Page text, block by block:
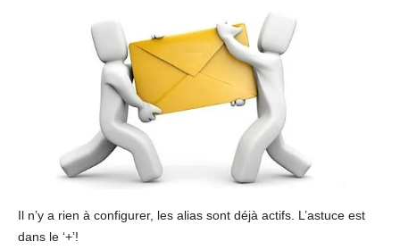
Il n’y a rien à configurer, les alias sont déjà actifs. L’astuce est
dans le ‘+’!